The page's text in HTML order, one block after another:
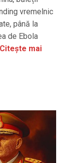
vremelnic
până la
de Ebola
Citește mai